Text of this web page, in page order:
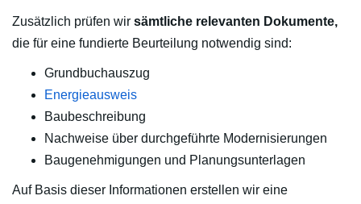
Zusätzlich prüfen wir sämtliche relevanten Dokumente,
die für eine fundierte Beurteilung notwendig sind:
Grundbuchauszug
Energieausweis
Baubeschreibung
Nachweise über durchgeführte Modernisierungen
Baugenehmigungen und Planungsunterlagen
Auf Basis dieser Informationen erstellen wir eine